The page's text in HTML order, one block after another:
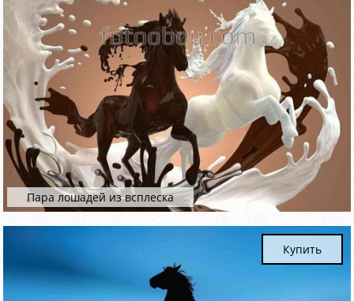
Пара лошадей из всплеска
Купить